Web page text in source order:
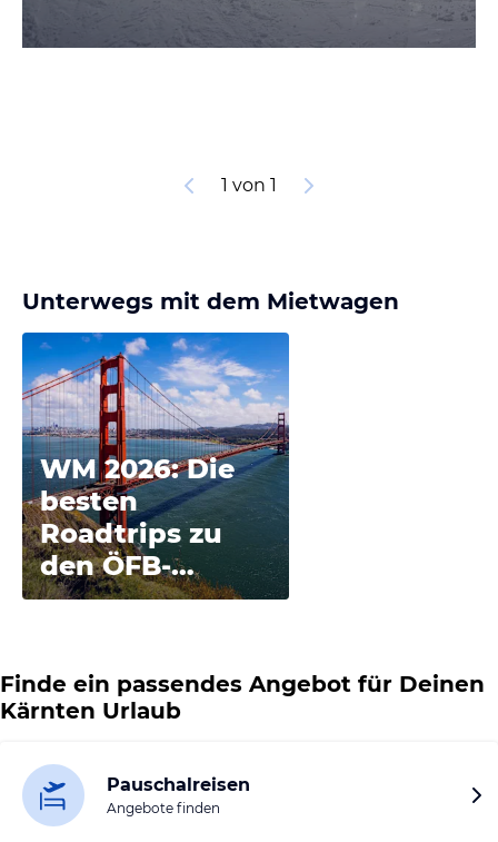
1 von 1
Unterwegs mit dem Mietwagen
WM 2026: Die
besten
Roadtrips zu
den ÖFB-
Spielen
Finde ein passendes Angebot für Deinen
Kärnten Urlaub
Pauschalreisen
Angebote finden